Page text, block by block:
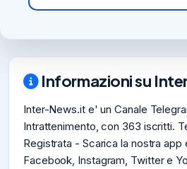
Informazioni su
Inter-News.it e' un Canale
Intrattenimento, con 363 iscritti.
Registrata - Scarica la nostra app
Facebook, Instagram, Twitter e